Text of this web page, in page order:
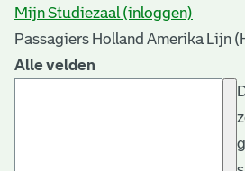
Mijn Studiezaal (inloggen)
Passagiers Holland Amerika Lijn
Alle velden